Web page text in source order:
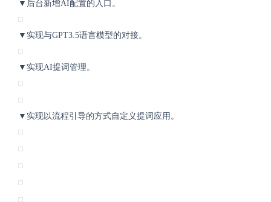
▼后台新增AI配置的入口。
▼ 实现与GPT3.5语言模型的对接。
▼ 实现AI提词管理。
▼ 实现以流程引导的方式自定义提词应用。